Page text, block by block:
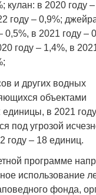
кулан: в 2020 году –
году – 0,9%;
0,5%, в 2021 году –
году – 1,4%, в
и других водных
объектами
в 2021
под угрозой
году – 18 единиц.
программе
использование
фонда,